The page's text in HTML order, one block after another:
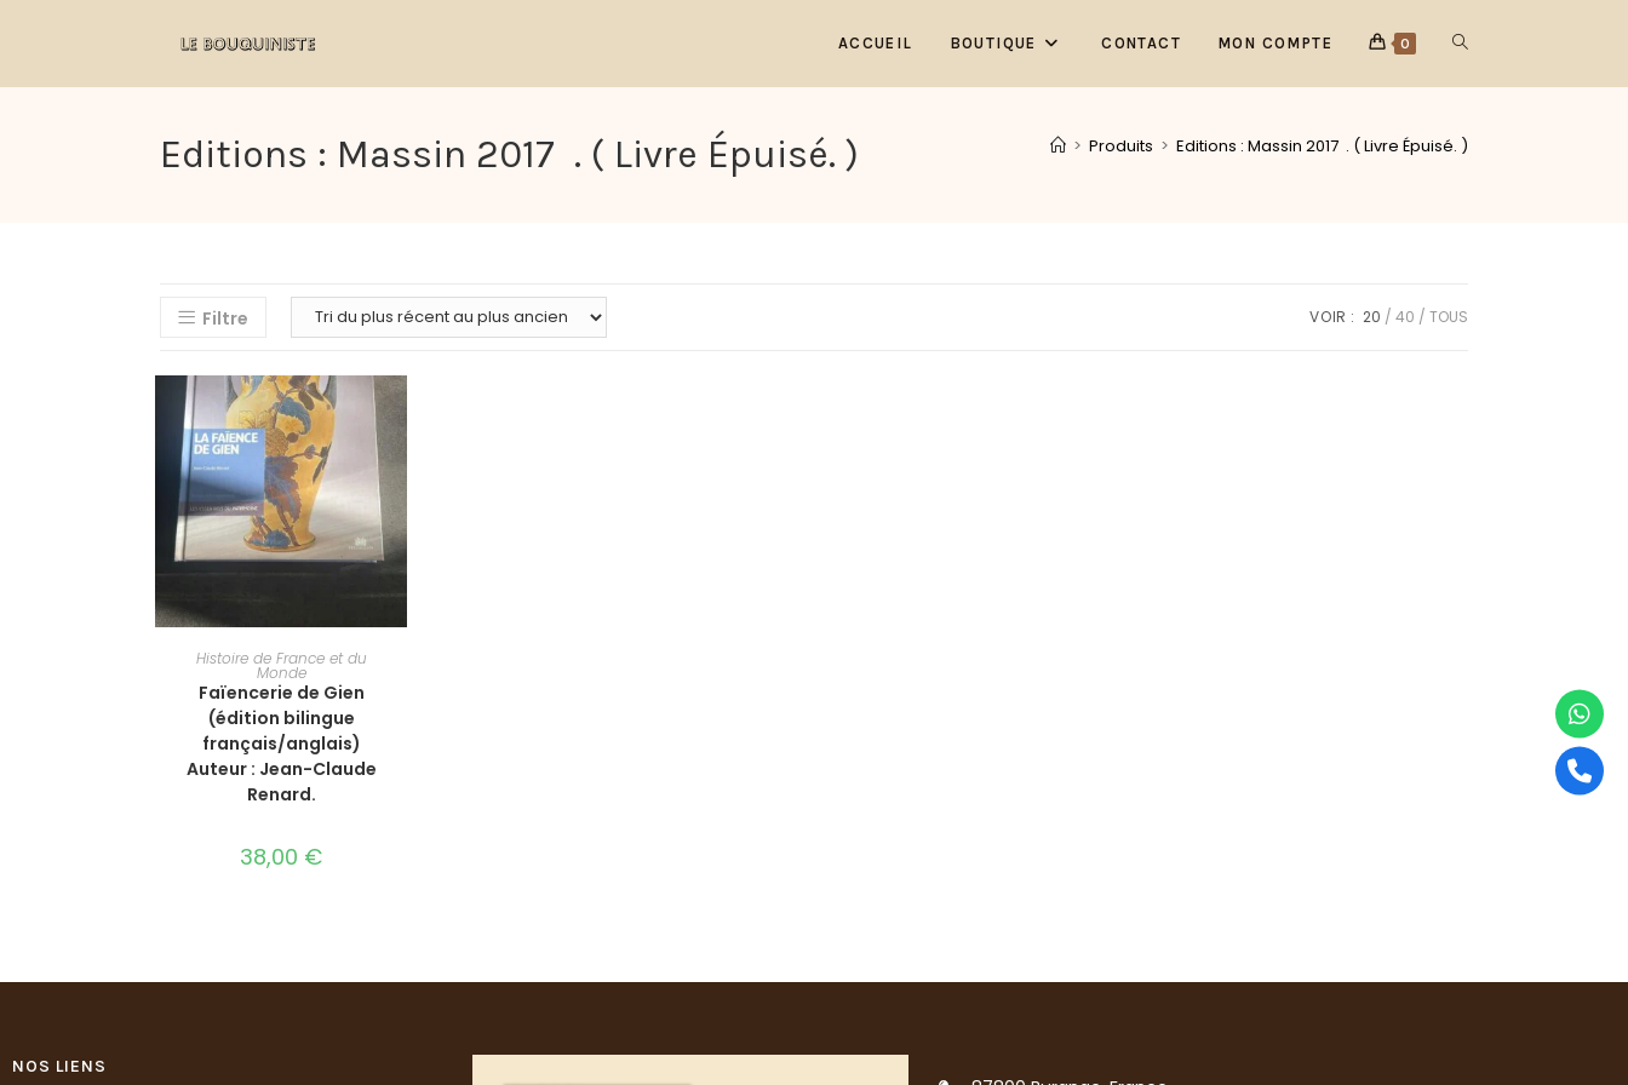
ACCUEIL BOUTIQUE CONTACT MON COMPTE 0
Editions : Massin 2017 . ( Livre Épuisé. ) > Produits > Editions : Massin 2017 . ( Livre Épuisé. )
Filtre VOIR : 20 40 TOUS
AJOUTER AU PANIER
Histoire de France et du
Monde
Faïencerie de Gien
(édition bilingue
français/anglais)
Auteur : Jean-Claude
Renard.
38,00 €
NOS LIENS